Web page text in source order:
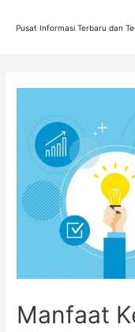
Pusat Informasi Terbaru dan
Manfaat